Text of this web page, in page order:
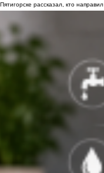
рассказал, кто направил